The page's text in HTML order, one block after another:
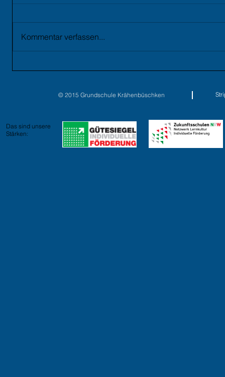
Kommentar verfassen...
© 2015 Grundschule Krähenbüschken
Das sind unsere
Stärken: